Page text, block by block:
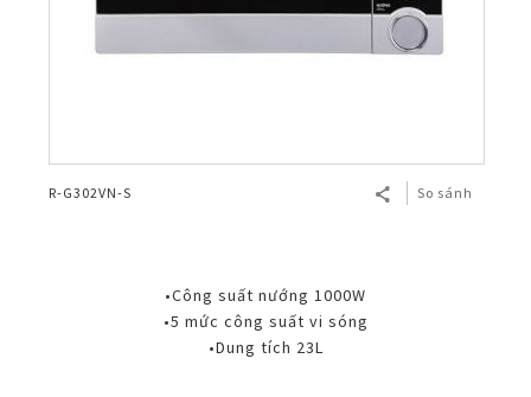
R-G302VN-S So sánh
•Công suất nướng 1000W
•5 mức công suất vi sóng
•Dung tích 23L